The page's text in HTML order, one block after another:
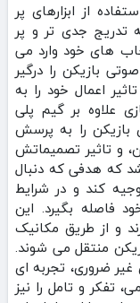
از ابزارهای پر
تدریج جدی‌ تر و پر
های خود وارد می‌
بازیکن را درگیر
اعمال خود را به
علاوه بر گیم‌ پلی
بازیکن را به پرسش‌
و تاثیر تصمیماتش
که هدفی که دنبال
کند و در شرایط
فاصله بگیرد. این
و از طریق مکانیک‌
منتقل می‌ شوند.
ضروری، تجربه‌ ای
تفکر و تامل را نیز